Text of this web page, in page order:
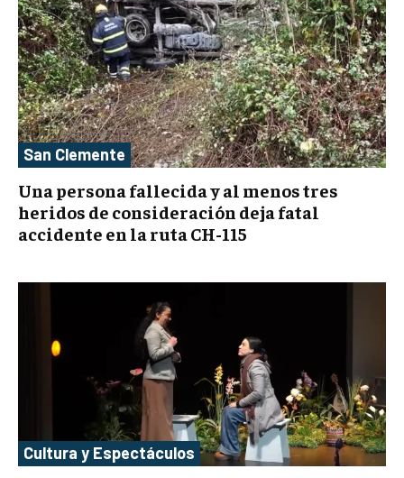
San Clemente
Una persona fallecida y al menos tres
heridos de consideración deja fatal
accidente en la ruta CH-115
Cultura y Espectáculos